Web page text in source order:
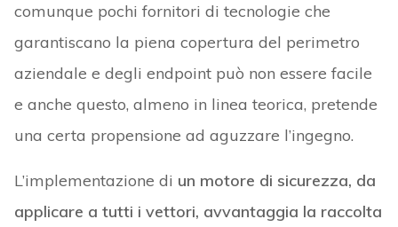
comunque pochi fornitori di tecnologie che
garantiscano la piena copertura del perimetro
aziendale e degli endpoint può non essere facile
e anche questo, almeno in linea teorica, pretende
una certa propensione ad aguzzare l’ingegno.
L’implementazione di un motore di sicurezza, da
applicare a tutti i vettori, avvantaggia la raccolta